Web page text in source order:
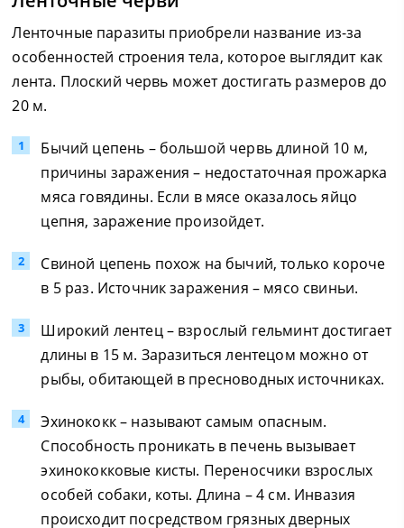
Ленточные паразиты приобрели название из-за
особенностей строения тела, которое выглядит как
лента. Плоский червь может достигать размеров до
20 м.
Бычий цепень – большой червь длиной 10 м,
причины заражения – недостаточная прожарка
мяса говядины. Если в мясе оказалось яйцо
цепня, заражение произойдет.
Свиной цепень похож на бычий, только короче
в 5 раз. Источник заражения – мясо свиньи.
Широкий лентец – взрослый гельминт достигает
длины в 15 м. Заразиться лентецом можно от
рыбы, обитающей в пресноводных источниках.
Эхинококк – называют самым опасным.
Способность проникать в печень вызывает
эхинококковые кисты. Переносчики взрослых
особей собаки, коты. Длина – 4 см. Инвазия
происходит посредством грязных дверных